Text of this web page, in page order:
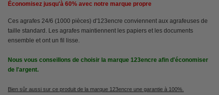
Économisez jusqu'à 60% avec notre marque propre
Ces agrafes 24/6 (1000 pièces) d'123encre conviennent aux agrafeuses de
taille standard. Les agrafes maintiennent les papiers et les documents
ensemble et ont un fil lisse.
Nous vous conseillons de choisir la marque 123encre afin d'économiser
de l'argent.
Bien sûr aussi sur ce produit de la marque 123encre une garantie à 100%.